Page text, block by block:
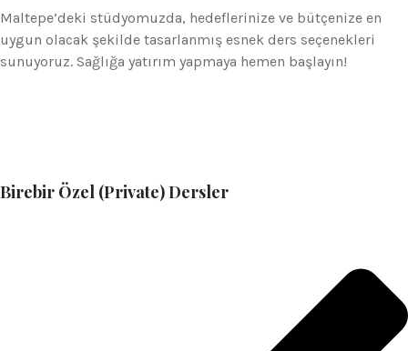
Maltepe’deki stüdyomuzda, hedeflerinize ve bütçenize en
uygun olacak şekilde tasarlanmış esnek ders seçenekleri
sunuyoruz. Sağlığa yatırım yapmaya hemen başlayın!
Birebir Özel (Private) Dersler